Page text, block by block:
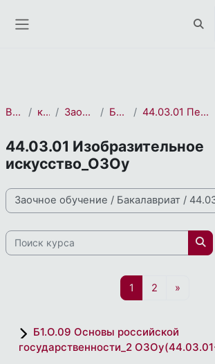
В начало курса(ов) Заочное обучение Бакалавриат 44.03.01 Педагогическое образование
44.03.01 Изобразительное
искусство_ОЗОу
Направления и профили подготовки
Поиск курса
1 Страница 1
2 Страница 2
»
Б1.О.09 Основы российской
государственности_2